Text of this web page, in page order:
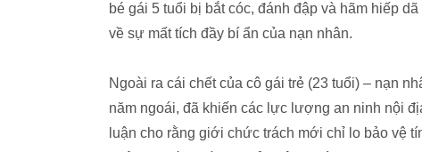
bé gái 5 tuổi bị bắt cóc, đánh đập và hãm hiếp
về sự mất tích đầy bí ẩn của nạn nhân.
Ngoài ra cái chết của cô gái trẻ (23 tuổi) – nạn
năm ngoái, đã khiến các lực lượng an ninh nội
luận cho rằng giới chức trách mới chỉ lo bảo vệ